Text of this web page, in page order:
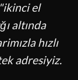
el
altında
hızlı
adresiyiz.